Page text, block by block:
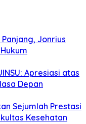
Jonrius
Apresiasi atas
Depan
Sejumlah Prestasi
Kesehatan